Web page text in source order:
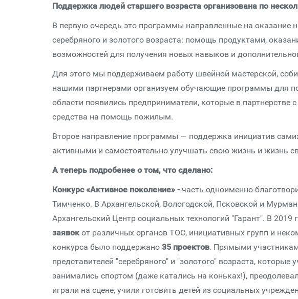
Поддержка людей старшего возраста организована по
В первую очередь это программы направленные на оказание
серебряного и золотого возраста: помощь продуктами,
возможностей для получения новых навыков и
Для этого мы поддерживаем работу швейной мастерской,
нашими партнерами организуем обучающие программы для
области появились предприниматели, которые в партнерстве
средства на помощь пожилым.
Второе направление программы — поддержка инициатив
активными и самостоятельно улучшать свою жизнь и жизнь
А теперь подробенее о том, что сделано:
Конкурс «Активное поколение» -часть одноименно
Тимченко. В Архангельской, Вологодской, Псковской и
Архангельский Центр социальных технологий "Гарант". В
заявокот различных органов ТОС, инициативных групп и
конкурса было поддержано 35 проектов. Прямыми
представителей "серебряного" и "золотого" возраста,
занимались спортом (даже катались на коньках!),
играли на сцене, учили готовить детей из социальных